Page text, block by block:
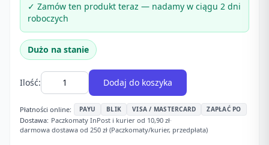
✓ Zamów ten produkt teraz — nadamy w ciągu 2 dni
roboczych
Dużo na stanie
Ilość: Dodaj do koszyka
Płatności online: PAYU BLIK VISA / MASTERCARD ZAPŁAĆ PO
Dostawa: Paczkomaty InPost i kurier od 10,90 zł·
darmowa dostawa od 250 zł (Paczkomaty/kurier, przedpłata)